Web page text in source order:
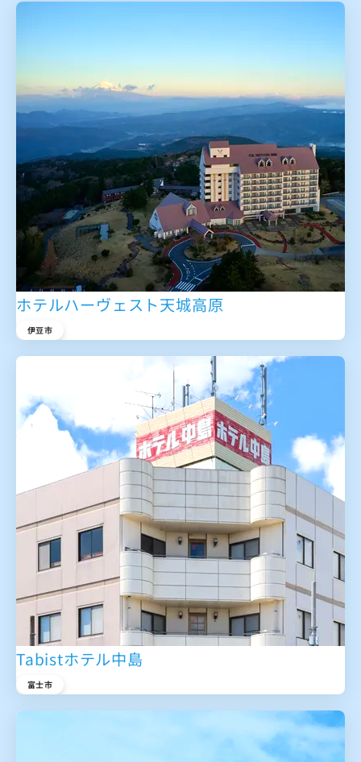
ホテルハーヴェスト天城高原
伊豆市
Tabistホテル中島
富士市